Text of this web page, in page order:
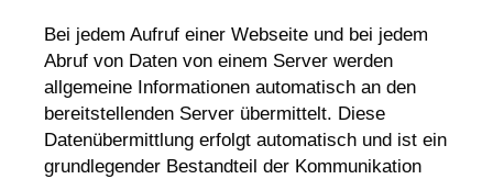
Bei jedem Aufruf einer Webseite und bei jedem
Abruf von Daten von einem Server werden
allgemeine Informationen automatisch an den
bereitstellenden Server übermittelt. Diese
Datenübermittlung erfolgt automatisch und ist ein
grundlegender Bestandteil der Kommunikation